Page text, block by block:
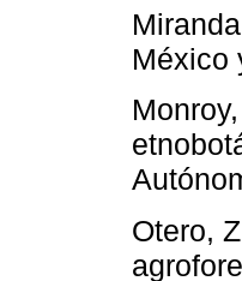
México
Otero,